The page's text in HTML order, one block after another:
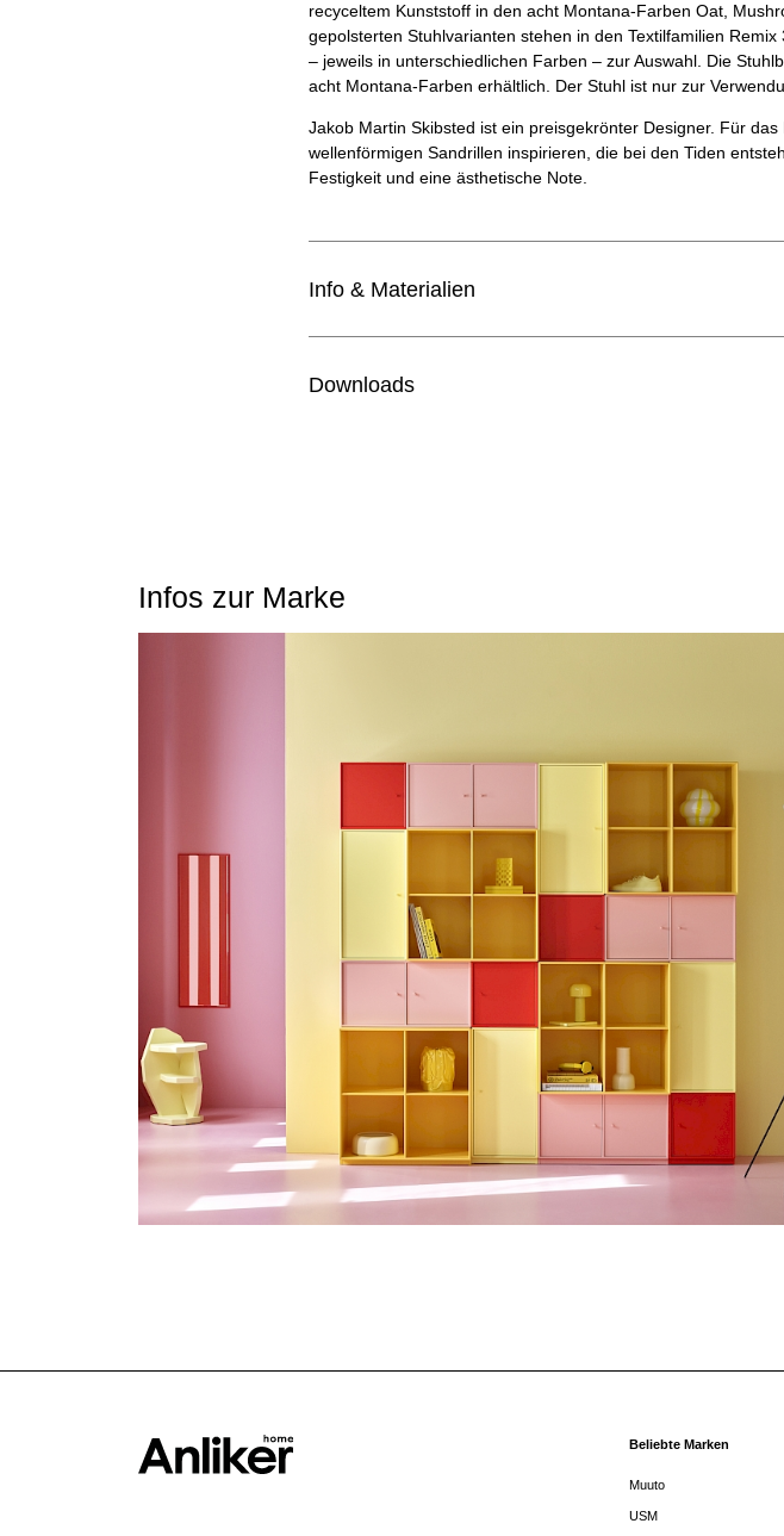
recyceltem Kunststoff in den acht Montana-Farben Oat,
gepolsterten Stuhlvarianten stehen in den Textilfamilien
– jeweils in unterschiedlichen Farben – zur Auswahl. Die
acht Montana-Farben erhältlich. Der Stuhl ist nur zur
Jakob Martin Skibsted ist ein preisgekrönter Designer. Für
wellenförmigen Sandrillen inspirieren, die bei den Tiden
Festigkeit und eine ästhetische Note.
Info & Materialien
Sitzhöhen
Downloads
Infos zur Marke
Beliebte Marken
Muuto
USM